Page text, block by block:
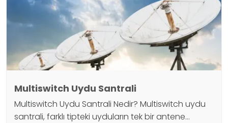
Multiswitch Uydu Santrali
Multiswitch Uydu Santrali Nedir? Multiswitch uydu
santrali, farklı tipteki uyduların tek bir antene